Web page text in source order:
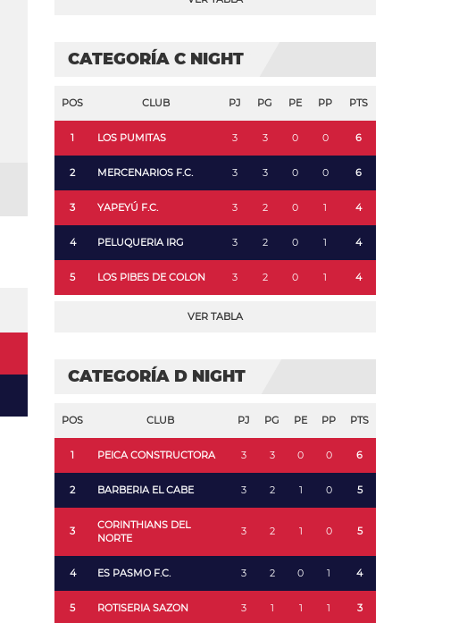
CATEGORÍA C NIGHT
POS CLUB PJ PG PE PP PTS
1 LOS PUMITAS 3 3 0 0 6
2 MERCENARIOS F.C. 3 3 0 0 6
3 YAPEYÚ F.C. 3 2 0 1 4
4 PELUQUERIA IRG 3 2 0 1 4
5 LOS PIBES DE COLON 3 2 0 1 4
VER TABLA
CATEGORÍA D NIGHT
POS CLUB PJ PG PE PP PTS
1 PEICA CONSTRUCTORA 3 3 0 0 6
2 BARBERIA EL CABE 3 2 1 0 5
3
CORINTHIANS DEL
NORTE
3 2 1 0 5
4 ES PASMO F.C. 3 2 0 1 4
5 ROTISERIA SAZON 3 1 1 1 3